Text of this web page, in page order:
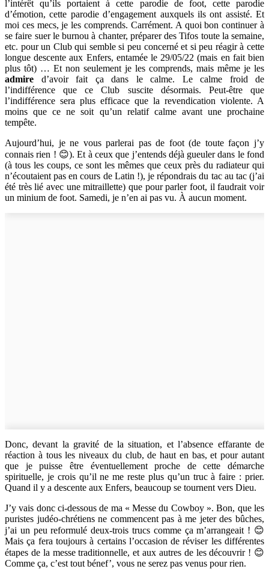
l’intérêt qu’ils portaient à cette parodie de foot, cette parodie
d’émotion, cette parodie d’engagement auxquels ils ont assisté. Et
moi ces mecs, je les comprends. Carrément. A quoi bon continuer à
se faire suer le burnou à chanter, préparer des Tifos toute la semaine,
etc. pour un Club qui semble si peu concerné et si peu réagir à cette
longue descente aux Enfers, entamée le 29/05/22 (mais en fait bien
plus tôt) … Et non seulement je les comprends, mais même je les
admire d’avoir fait ça dans le calme. Le calme froid de
l’indifférence que ce Club suscite désormais. Peut-être que
l’indifférence sera plus efficace que la revendication violente. A
moins que ce ne soit qu’un relatif calme avant une prochaine
tempête.
Aujourd’hui, je ne vous parlerai pas de foot (de toute façon j’y
connais rien ! 😊). Et à ceux que j’entends déjà gueuler dans le fond
(à tous les coups, ce sont les mêmes que ceux près du radiateur qui
n’écoutaient pas en cours de Latin !), je répondrais du tac au tac (j’ai
été très lié avec une mitraillette) que pour parler foot, il faudrait voir
un minium de foot. Samedi, je n’en ai pas vu. À aucun moment.
Donc, devant la gravité de la situation, et l’absence effarante de
réaction à tous les niveaux du club, de haut en bas, et pour autant
que je puisse être éventuellement proche de cette démarche
spirituelle, je crois qu’il ne me reste plus qu’un truc à faire : prier.
Quand il y a descente aux Enfers, beaucoup se tournent vers Dieu.
J’y vais donc ci-dessous de ma « Messe du Cowboy ». Bon, que les
puristes judéo-chrétiens ne commencent pas à me jeter des bûches,
j’ai un peu reformulé deux-trois trucs comme ça m’arrangeait ! 😊
Mais ça fera toujours à certains l’occasion de réviser les différentes
étapes de la messe traditionnelle, et aux autres de les découvrir ! 😊
Comme ça, c’est tout bénef’, vous ne serez pas venus pour rien.